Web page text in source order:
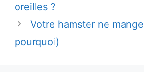
oreilles ?
Votre hamster ne
pourquoi)